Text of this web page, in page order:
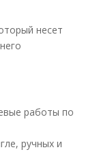
несет
работы по
ручных и